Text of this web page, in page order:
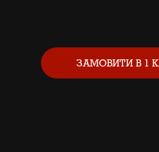
ЗАМОВИТИ В 1